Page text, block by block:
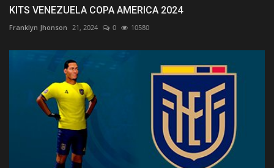
KITS VENEZUELA COPA AMERICA 2024
Franklyn Jhonson 21, 2024 0 10580